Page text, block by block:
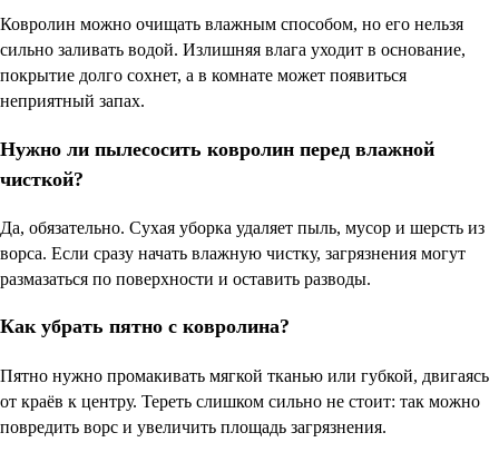
Ковролин можно очищать влажным способом, но его нельзя
сильно заливать водой. Излишняя влага уходит в основание,
покрытие долго сохнет, а в комнате может появиться
неприятный запах.
Нужно ли пылесосить ковролин перед влажной
чисткой?
Да, обязательно. Сухая уборка удаляет пыль, мусор и шерсть из
ворса. Если сразу начать влажную чистку, загрязнения могут
размазаться по поверхности и оставить разводы.
Как убрать пятно с ковролина?
Пятно нужно промакивать мягкой тканью или губкой, двигаясь
от краёв к центру. Тереть слишком сильно не стоит: так можно
повредить ворс и увеличить площадь загрязнения.